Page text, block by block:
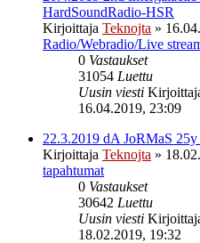
HardSoundRadio-HSR
Kirjoittaja Teknojta »
Radio/Webradio/Live
0 Vastaukset
31054 Luettu
Uusin viesti
16.04.2019, 23:09
22.3.2019 dA JoRMaS
Kirjoittaja Teknojta »
tapahtumat
0 Vastaukset
30642 Luettu
Uusin viesti
18.02.2019, 19:32